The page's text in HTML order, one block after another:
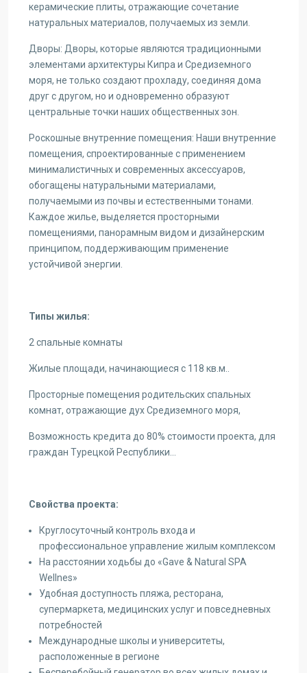
керамические плиты, отражающие сочетание
натуральных материалов, получаемых из земли.
Дворы: Дворы, которые являются традиционными
элементами архитектуры Кипра и Средиземного
моря, не только создают прохладу, соединяя дома
друг с другом, но и одновременно образуют
центральные точки наших общественных зон.
Роскошные внутренние помещения: Наши внутренние
помещения, спроектированные с применением
минималистичных и современных аксессуаров,
обогащены натуральными материалами,
получаемыми из почвы и естественными тонами.
Каждое жилье, выделяется просторными
помещениями, панорамным видом и дизайнерским
принципом, поддерживающим применение
устойчивой энергии.
Типы жилья:
2 спальные комнаты
Жилые площади, начинающиеся с 118 кв.м..
Просторные помещения родительских спальных
комнат, отражающие дух Средиземного моря,
Возможность кредита до 80% стоимости проекта, для
граждан Турецкой Республики…
Свойства проекта:
Круглосуточный контроль входа и
профессиональное управление жилым комплексом
На расстоянии ходьбы до «Gave & Natural SPA
Wellnes»
Удобная доступность пляжа, ресторана,
супермаркета, медицинских услуг и повседневных
потребностей
Международные школы и университеты,
расположенные в регионе